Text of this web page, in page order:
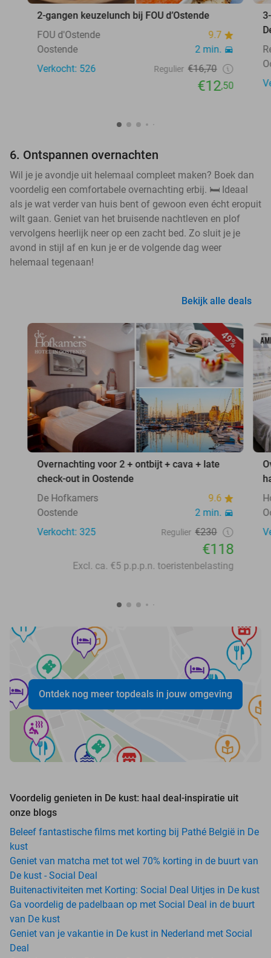
2-gangen keuzelunch bij FOU d’Ostende
FOU d'Ostende
9.7
Oostende
2 min.
Verkocht: 526
Regulier €16,70
€12,50
6. Ontspannen overnachten
Wil je je avondje uit helemaal compleet maken? Boek dan
voordelig een comfortabele overnachting erbij. 🛏️ Ideaal
als je wat verder van huis bent of gewoon even écht eropuit
wilt gaan. Geniet van het bruisende nachtleven en plof
vervolgens heerlijk neer op een zacht bed. Zo sluit je je
avond in stijl af en kun je er de volgende dag weer
helemaal tegenaan!
Bekijk alle deals
49%
Overnachting voor 2 + ontbijt + cava + late
check-out in Oostende
De Hofkamers
9.6
Oostende
2 min.
Verkocht: 325
Regulier €230
€118
Excl. ca. €5 p.p.p.n. toeristenbelasting
Ontdek nog meer topdeals in jouw omgeving
Voordelig genieten in De kust: haal deal-inspiratie uit
onze blogs
Beleef fantastische films met korting bij Pathé België in De
kust
Geniet van matcha met tot wel 70% korting in de buurt van
De kust - Social Deal
Buitenactiviteiten met Korting: Social Deal Uitjes in De kust
Ga voordelig de padelbaan op met Social Deal in de buurt
van De kust
Geniet van je vakantie in De kust in Nederland met Social
Deal